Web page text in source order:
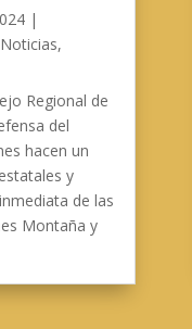
|
Noticias,
Regional de
del
hacen un
y
de las
Montaña y